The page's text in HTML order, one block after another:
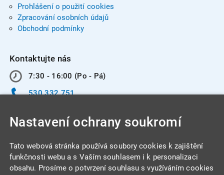
Prohlášení o použití cookies
Zpracování osobních údajů
Obchodní podmínky
Kontaktujte nás
7:30 - 16:00 (Po - Pá)
530 332 751
Nastavení ochrany soukromí
Tato webová stránka používá soubory cookies k zajištění
funkčnosti webu a s Vaším souhlasem i k personalizaci
obsahu. Prosíme o potvrzení souhlasu s využíváním cookies